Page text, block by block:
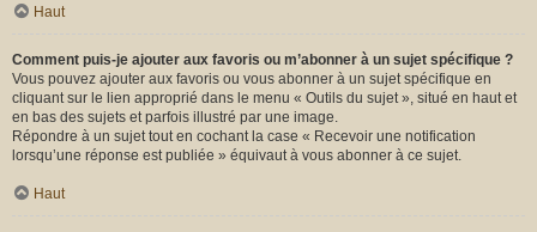
Haut
Comment puis-je ajouter aux favoris ou m’abonner à un sujet spécifique ?
Vous pouvez ajouter aux favoris ou vous abonner à un sujet spécifique en
cliquant sur le lien approprié dans le menu « Outils du sujet », situé en haut et
en bas des sujets et parfois illustré par une image.
Répondre à un sujet tout en cochant la case « Recevoir une notification
lorsqu’une réponse est publiée » équivaut à vous abonner à ce sujet.
Haut